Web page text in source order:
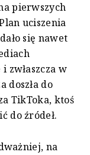
pierwszych
uciszenia
się nawet
zwłaszcza w
doszła do
TikToka, ktoś
do źródeł.
na